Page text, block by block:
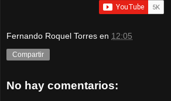
Fernando Roquel Torres en 12:05
Compartir
No hay comentarios: